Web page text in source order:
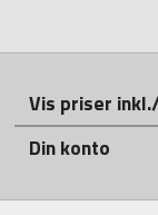
Vis priser
Din konto